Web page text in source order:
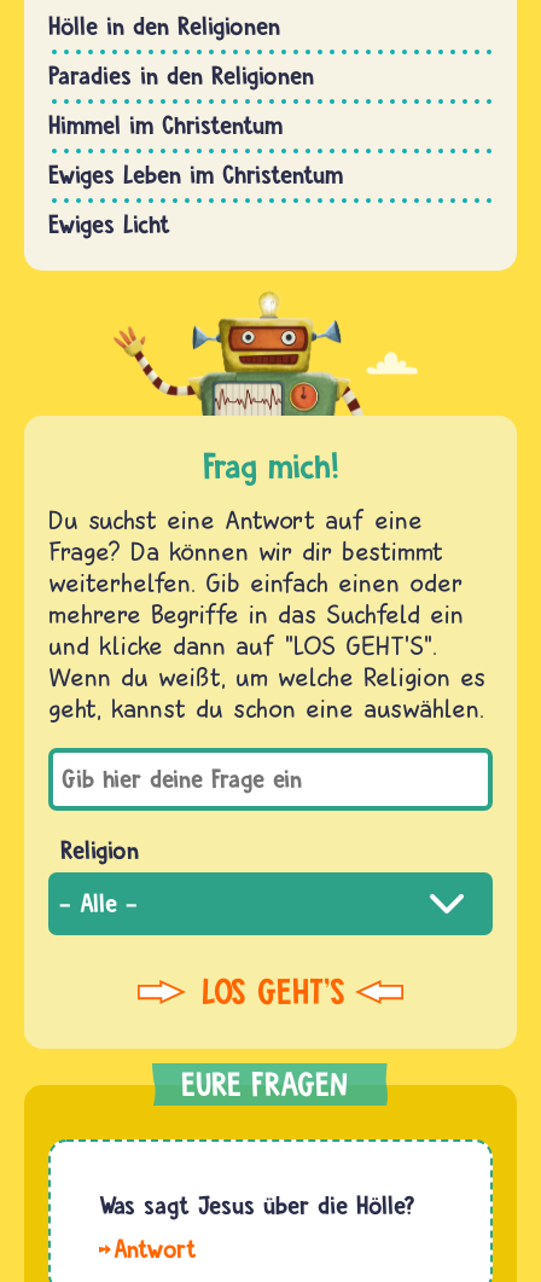
Hölle in den Religionen
Paradies in den Religionen
Himmel im Christentum
Ewiges Leben im Christentum
Ewiges Licht
Frag mich!
Du suchst eine Antwort auf eine
Frage? Da können wir dir bestimmt
weiterhelfen. Gib einfach einen oder
mehrere Begriffe in das Suchfeld ein
und klicke dann auf "LOS GEHT'S".
Wenn du weißt, um welche Religion es
geht, kannst du schon eine auswählen.
Religion
Was sagt Jesus über die Hölle?